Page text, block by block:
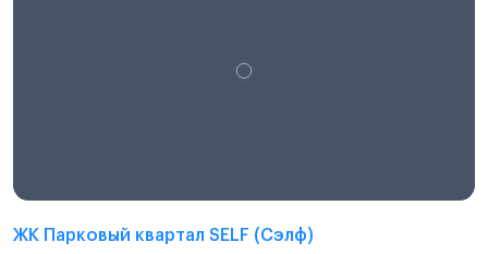
ЖК Парковый квартал SELF (Сэлф)